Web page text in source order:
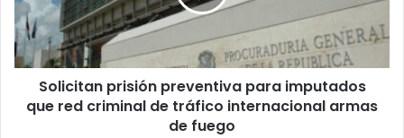
que
red
criminal
de
tráfico
internacional
Solicitan prisión preventiva para imputados
que red criminal de tráfico internacional armas
de fuego